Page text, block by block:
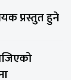
प्रस्तुत हुने